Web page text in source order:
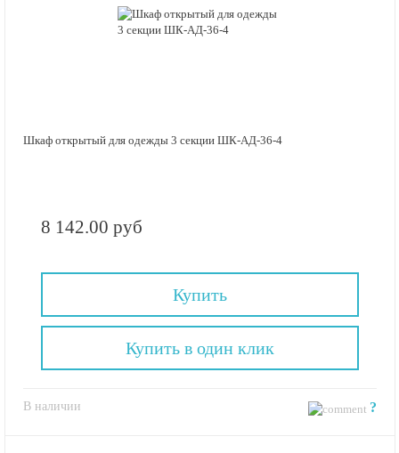
Шкаф открытый для одежды 3 секции ШК-АД-36-4
8 142.00 руб
Купить
В наличии ?
Купить в один клик